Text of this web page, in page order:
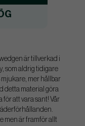
är tillverkad i
som aldrig tidigare
mjukare, mer hållbar
detta material göra
för att vara sant! Vår
men är framför allt